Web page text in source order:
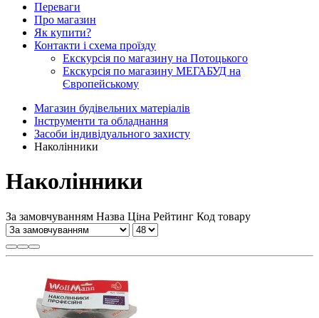
Переваги
Про магазин
Як купити?
Контакти і схема проїзду
Екскурсія по магазину на Потоцького
Екскурсія по магазину МЕГАБУД на
Європейському
Магазин будівельних матеріалів
Інструменти та обладнання
Засоби індивідуального захисту
Наколінники
Наколінники
За замовчуванням Назва Ціна Рейтинг Код товару